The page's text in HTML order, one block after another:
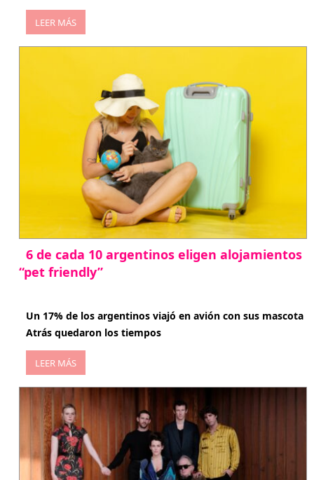
LEER MÁS
6 de cada 10 argentinos eligen alojamientos
“pet friendly”
Un 17% de los argentinos viajó en avión con sus mascota
Atrás quedaron los tiempos
LEER MÁS